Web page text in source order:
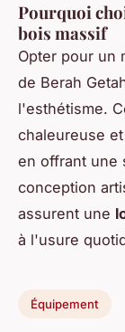
Pourquoi
bois massif
Opter pour un
de Berah
l'esthétisme.
chaleureuse
en offrant une
conception
assurent une
à l'usure
Équipement